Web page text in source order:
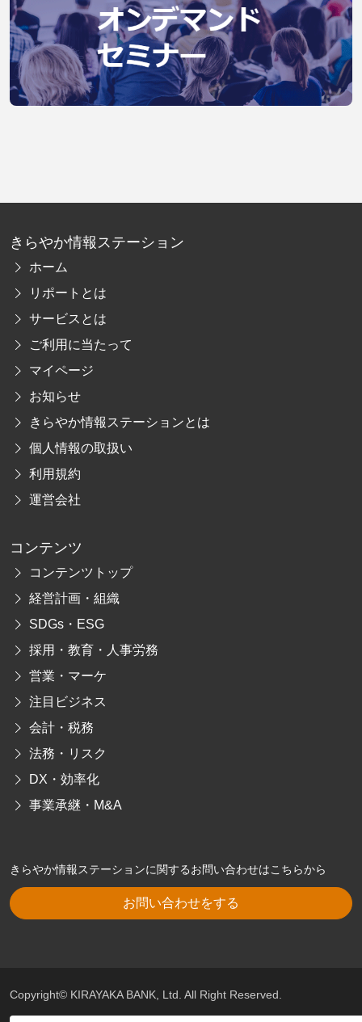
きらやか情報ステーション
ホーム
リポートとは
サービスとは
ご利用に当たって
マイページ
お知らせ
きらやか情報ステーションとは
個人情報の取扱い
利用規約
運営会社
コンテンツ
コンテンツトップ
経営計画・組織
SDGs・ESG
採用・教育・人事労務
営業・マーケ
注目ビジネス
会計・税務
法務・リスク
DX・効率化
事業承継・M&A
きらやか情報ステーションに関するお問い合わせはこちらから
お問い合わせをする
Copyright© KIRAYAKA BANK, Ltd. All Right Reserved.